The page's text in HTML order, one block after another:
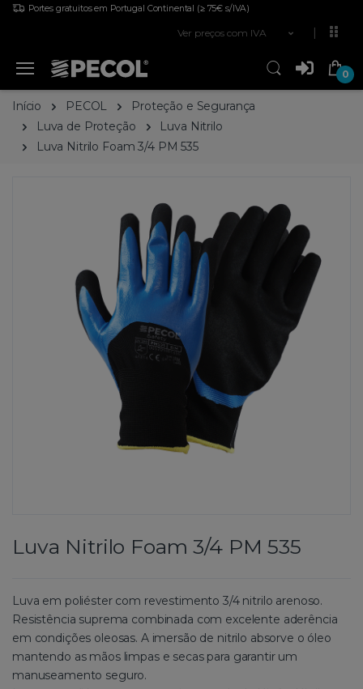
Portes gratuitos em Portugal Continental (≥ 75€ s/IVA)
Ver preços com IVA
0
Início PECOL
Proteção e Segurança
Luva de Proteção
Luva Nitrilo
Luva Nitrilo Foam 3/4 PM 535
Luva Nitrilo Foam 3/4 PM 535
Luva em poliéster com revestimento 3/4 nitrilo arenoso.
Resistência suprema combinada com excelente aderência
em condições oleosas. A imersão de nitrilo absorve o óleo
mantendo as mãos limpas e secas para garantir um
manuseamento seguro.